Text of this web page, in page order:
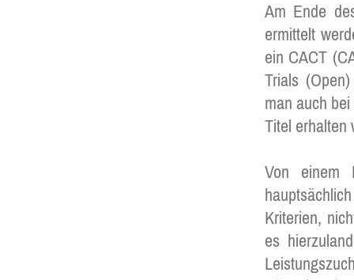
Am Ende
ermittelt
ein CACT
Trials
man auch
Titel erhalten
Von einem
Kriterien,
es